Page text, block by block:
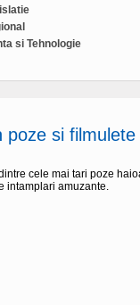
si Tehnologie
poze si filmulete
cele mai tari poze
intamplari amuzante.